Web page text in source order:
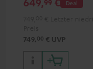
Deal
649,99 €
749, 00 € UVP